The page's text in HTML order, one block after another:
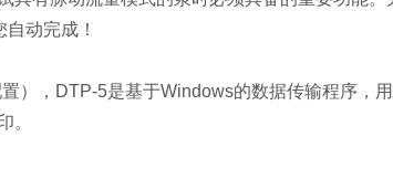
动完成！
），DTP-5是基于Windows的数据传输程序，
。